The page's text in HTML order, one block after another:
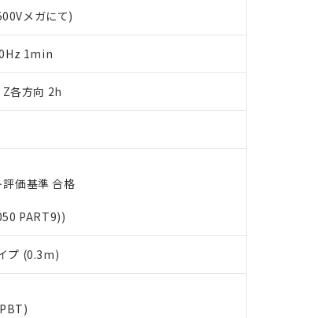
メガにて)
1min
各方向 2h
価基準 合格
PART9))
プ (0.3m)
対応日を記載しておりました。
庫切替を完了していることから、特段のことがない限り